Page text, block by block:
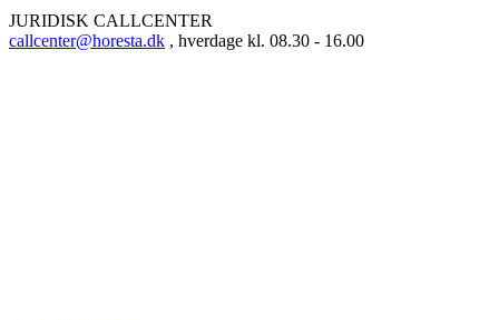
JURIDISK CALLCENTER
callcenter@horesta.dk , hverdage kl. 08.30 - 16.00